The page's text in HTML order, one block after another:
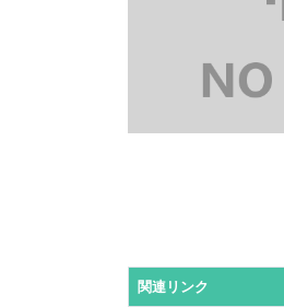
関連リンク